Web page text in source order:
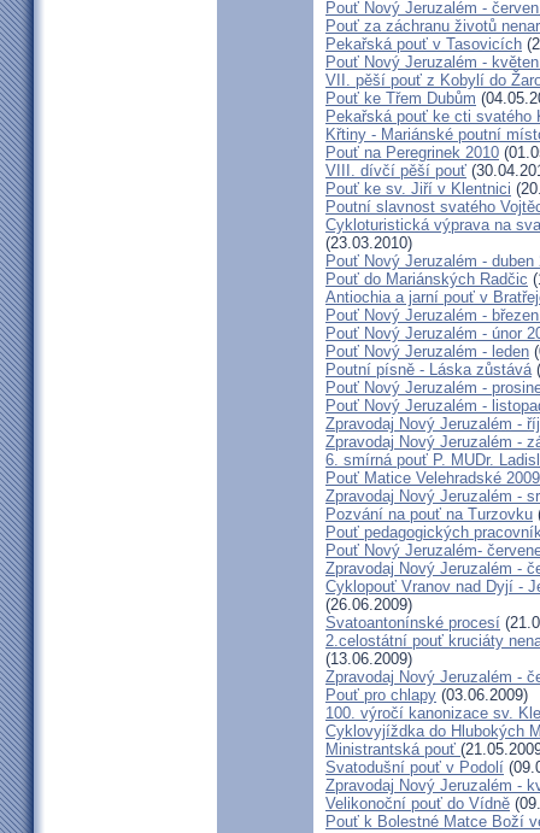
Pouť Nový Jeruzalém -
Pouť za záchranu životů
Pekařská pouť v Tasovicích
Pouť Nový Jeruzalém -
VII. pěší pouť z Kobylí do
Pouť ke Třem Dubům
Pekařská pouť ke cti svatého
Křtiny - Mariánské poutní
Pouť na Peregrinek 2010
VIII. dívčí pěší pouť
Pouť ke sv. Jiří v Klentnici
Poutní slavnost svatého
Cykloturistická výprava na
(23.03.2010)
Pouť Nový Jeruzalém - duben
Pouť do Mariánských Radčic
Antiochia a jarní pouť v
Pouť Nový Jeruzalém -
Pouť Nový Jeruzalém - únor
Pouť Nový Jeruzalém - leden
Poutní písně - Láska zůstává
Pouť Nový Jeruzalém -
Pouť Nový Jeruzalém -
Zpravodaj Nový Jeruzalém -
Zpravodaj Nový Jeruzalém -
6. smírná pouť P. MUDr.
Pouť Matice Velehradské 2009
Zpravodaj Nový Jeruzalém -
Pozvání na pouť na Turzovku
Pouť pedagogických
Pouť Nový Jeruzalém-
Zpravodaj Nový Jeruzalém -
Cyklopouť Vranov nad Dyjí -
(26.06.2009)
Svatoantonínské procesí
2.celostátní pouť kruciáty
(13.06.2009)
Zpravodaj Nový Jeruzalém -
Pouť pro chlapy (03.06.2009)
100. výročí kanonizace sv.
Cyklovyjíždka do Hlubokých
Ministrantská pouť
Svatodušní pouť v Podolí
Zpravodaj Nový Jeruzalém -
Velikonoční pouť do Vídně
Pouť k Bolestné Matce Boží